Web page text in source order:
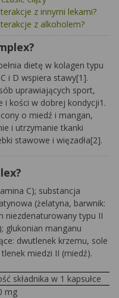
z innymi lekami?
z alkoholem?
dietę w kolagen typu
i D wspiera stawy[1].
uprawiających sport,
i kości w dobrej kondycji1.
o miedź i mangan,
i utrzymanie tkanki
stawowe i więzadła[2].
C); substancja
(żelatyna, barwnik:
niezdenaturowany typu II
glukonian manganu
dwutlenek krzemu, sole
miedzi II (miedź).
składnika w 1 kapsułce
mg